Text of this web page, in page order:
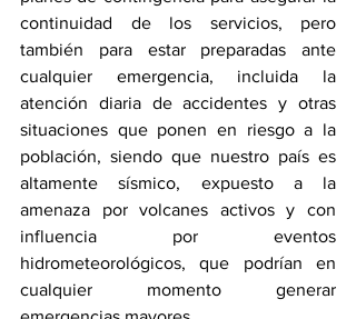
continuidad de los servicios, pero
también para estar preparadas ante
cualquier emergencia, incluida la
atención diaria de accidentes y otras
situaciones que ponen en riesgo a la
población, siendo que nuestro país es
altamente sísmico, expuesto a la
amenaza por volcanes activos y con
influencia por eventos
hidrometeorológicos, que podrían en
cualquier momento generar